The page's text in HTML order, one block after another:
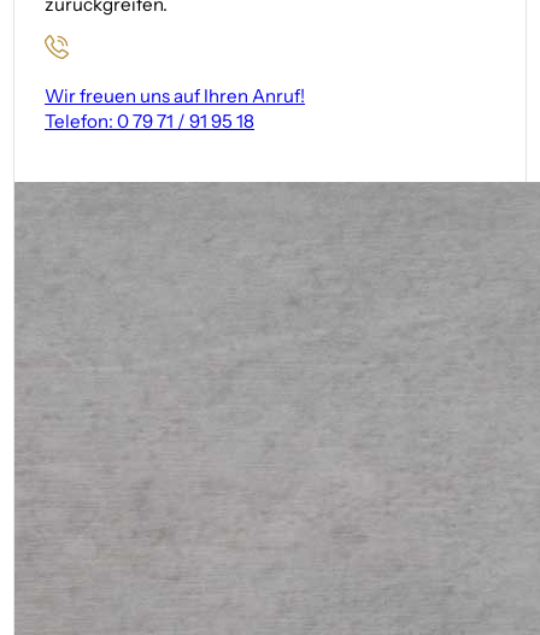
Wir freuen uns auf Ihren Anruf!
Telefon: 0 79 71 / 91 95 18